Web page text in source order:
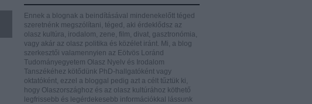
Ennek a blognak a beindításával mindenekelőtt téged
szeretnénk megszólítani, téged, aki érdeklődsz az
olasz kultúra, irodalom, zene, film, divat, gasztronómia,
vagy akár az olasz politika és közélet iránt. Mi, a blog
szerkesztői valamennyien az Eötvös Loránd
Tudományegyetem Olasz Nyelv és Irodalom
Tanszékéhez kötődünk PhD-hallgatóként vagy
oktatóként, ezzel a bloggal pedig azt a célt tűztük ki,
hogy Olaszországhoz és az olasz kultúrához köthető
legfrissebb és legérdekesebb információkkal lássunk